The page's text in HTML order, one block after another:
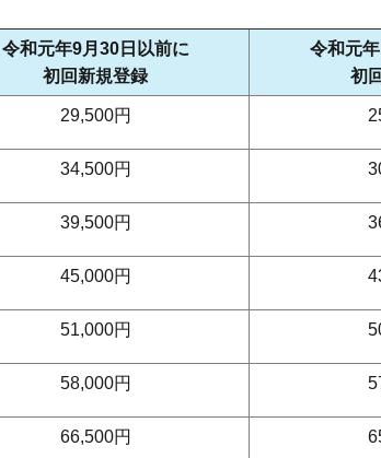
令和元年9月30日以前に
初回新規登録
令和元
初
29,500円
34,500円
39,500円
45,000円
51,000円
58,000円
66,500円